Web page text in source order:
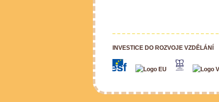
INVESTICE DO ROZVOJE VZDĚLÁNÍ